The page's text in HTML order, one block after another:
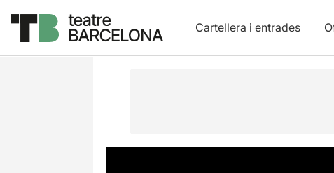
Cartellera i entrades
Descripció Fitxa artística